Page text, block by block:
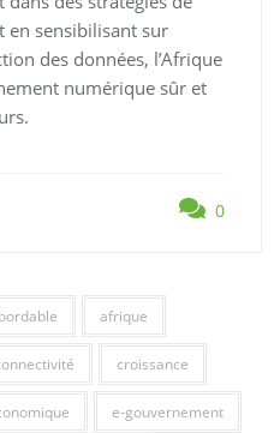
en sensibilisant sur
des données, l’Afrique
numérique sûr et
0
afrique
croissance
e-gouvernement